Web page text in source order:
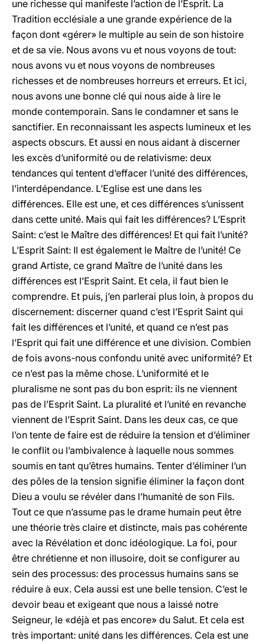
une richesse qui manifeste l’action de l’Esprit. La
Tradition ecclésiale a une grande expérience de la
façon dont «gérer» le multiple au sein de son histoire
et de sa vie. Nous avons vu et nous voyons de tout:
nous avons vu et nous voyons de nombreuses
richesses et de nombreuses horreurs et erreurs. Et ici,
nous avons une bonne clé qui nous aide à lire le
monde contemporain. Sans le condamner et sans le
sanctifier. En reconnaissant les aspects lumineux et les
aspects obscurs. Et aussi en nous aidant à discerner
les excès d’uniformité ou de relativisme: deux
tendances qui tentent d’effacer l’unité des différences,
l’interdépendance. L’Eglise est une dans les
différences. Elle est une, et ces différences s’unissent
dans cette unité. Mais qui fait les différences? L’Esprit
Saint: c’est le Maître des différences! Et qui fait l’unité?
L’Esprit Saint: Il est également le Maître de l’unité! Ce
grand Artiste, ce grand Maître de l’unité dans les
différences est l’Esprit Saint. Et cela, il faut bien le
comprendre. Et puis, j’en parlerai plus loin, à propos du
discernement: discerner quand c’est l’Esprit Saint qui
fait les différences et l’unité, et quand ce n’est pas
l’Esprit qui fait une différence et une division. Combien
de fois avons-nous confondu unité avec uniformité? Et
ce n’est pas la même chose. L’uniformité et le
pluralisme ne sont pas du bon esprit: ils ne viennent
pas de l’Esprit Saint. La pluralité et l’unité en revanche
viennent de l’Esprit Saint. Dans les deux cas, ce que
l’on tente de faire est de réduire la tension et d’éliminer
le conflit ou l’ambivalence à laquelle nous sommes
soumis en tant qu’êtres humains. Tenter d’éliminer l’un
des pôles de la tension signifie éliminer la façon dont
Dieu a voulu se révéler dans l’humanité de son Fils.
Tout ce que n’assume pas le drame humain peut être
une théorie très claire et distincte, mais pas cohérente
avec la Révélation et donc idéologique. La foi, pour
être chrétienne et non illusoire, doit se configurer au
sein des processus: des processus humains sans se
réduire à eux. Cela aussi est une belle tension. C’est le
devoir beau et exigeant que nous a laissé notre
Seigneur, le «déjà et pas encore» du Salut. Et cela est
très important: unité dans les différences. Cela est une